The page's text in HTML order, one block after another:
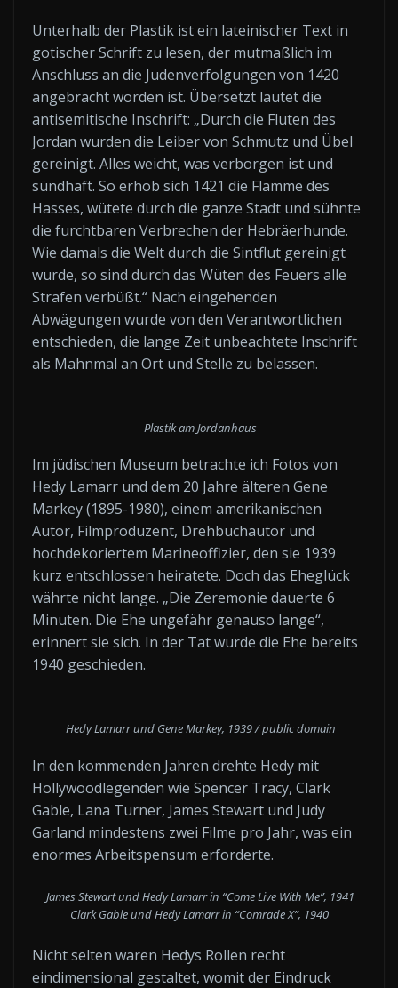
Unterhalb der Plastik ist ein lateinischer Text in
gotischer Schrift zu lesen, der mutmaßlich im
Anschluss an die Judenverfolgungen von 1420
angebracht worden ist. Übersetzt lautet die
antisemitische Inschrift: „Durch die Fluten des
Jordan wurden die Leiber von Schmutz und Übel
gereinigt. Alles weicht, was verborgen ist und
sündhaft. So erhob sich 1421 die Flamme des
Hasses, wütete durch die ganze Stadt und sühnte
die furchtbaren Verbrechen der Hebräerhunde.
Wie damals die Welt durch die Sintflut gereinigt
wurde, so sind durch das Wüten des Feuers alle
Strafen verbüßt.“ Nach eingehenden
Abwägungen wurde von den Verantwortlichen
entschieden, die lange Zeit unbeachtete Inschrift
als Mahnmal an Ort und Stelle zu belassen.
Plastik am Jordanhaus
Im jüdischen Museum betrachte ich Fotos von
Hedy Lamarr und dem 20 Jahre älteren Gene
Markey (1895-1980), einem amerikanischen
Autor, Filmproduzent, Drehbuchautor und
hochdekoriertem Marineoffizier, den sie 1939
kurz entschlossen heiratete. Doch das Eheglück
währte nicht lange. „Die Zeremonie dauerte 6
Minuten. Die Ehe ungefähr genauso lange“,
erinnert sie sich. In der Tat wurde die Ehe bereits
1940 geschieden.
Hedy Lamarr und Gene Markey, 1939 / public domain
In den kommenden Jahren drehte Hedy mit
Hollywoodlegenden wie Spencer Tracy, Clark
Gable, Lana Turner, James Stewart und Judy
Garland mindestens zwei Filme pro Jahr, was ein
enormes Arbeitspensum erforderte.
James Stewart und Hedy Lamarr in “Come Live With Me”, 1941
Clark Gable und Hedy Lamarr in “Comrade X”, 1940
Nicht selten waren Hedys Rollen recht
eindimensional gestaltet, womit der Eindruck